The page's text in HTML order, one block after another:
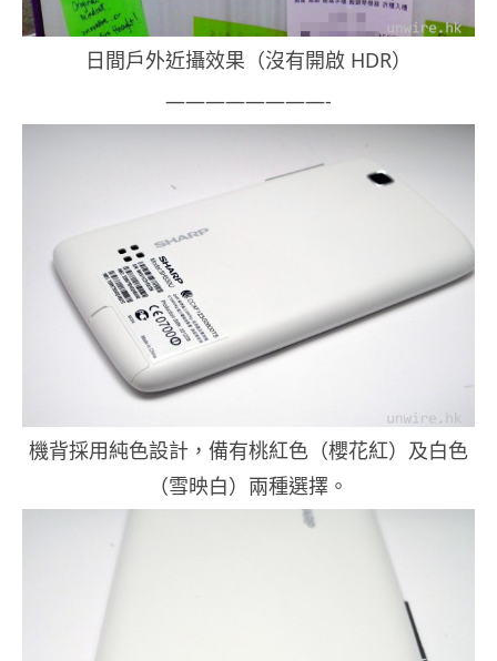
日間戶外近攝效果（沒有開啟 HDR）
————————-
機背採用純色設計，備有桃紅色（櫻花紅）及白色
（雪映白）兩種選擇。